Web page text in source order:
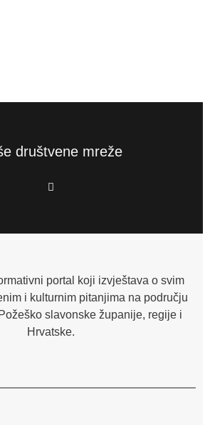
društvene mreže
F
a
o
f
portal koji izvještava o svim
i kulturnim pitanjima na području
slavonske županije, regije i
Hrvatske.